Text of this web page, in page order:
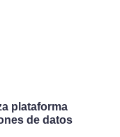
plataforma
de datos